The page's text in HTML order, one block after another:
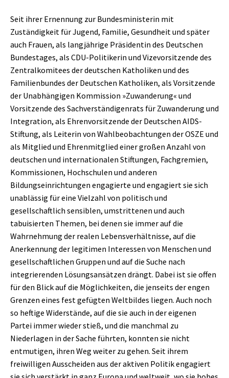
Seit ihrer Ernennung zur Bundesministerin mit
Zuständigkeit für Jugend, Familie, Gesundheit und später
auch Frauen, als langjährige Präsidentin des Deutschen
Bundestages, als CDU-Politikerin und Vizevorsitzende des
Zentralkomitees der deutschen Katholiken und des
Familienbundes der Deutschen Katholiken, als Vorsitzende
der Unabhängigen Kommission »Zuwanderung« und
Vorsitzende des Sachverständigenrats für Zuwanderung und
Integration, als Ehrenvorsitzende der Deutschen AIDS-
Stiftung, als Leiterin von Wahlbeobachtungen der OSZE und
als Mitglied und Ehrenmitglied einer großen Anzahl von
deutschen und internationalen Stiftungen, Fachgremien,
Kommissionen, Hochschulen und anderen
Bildungseinrichtungen engagierte und engagiert sie sich
unablässig für eine Vielzahl von politisch und
gesellschaftlich sensiblen, umstrittenen und auch
tabuisierten Themen, bei denen sie immer auf die
Wahrnehmung der realen Lebensverhältnisse, auf die
Anerkennung der legitimen Interessen von Menschen und
gesellschaftlichen Gruppen und auf die Suche nach
integrierenden Lösungsansätzen drängt. Dabei ist sie offen
für den Blick auf die Möglichkeiten, die jenseits der engen
Grenzen eines fest gefügten Weltbildes liegen. Auch noch
so heftige Widerstände, auf die sie auch in der eigenen
Partei immer wieder stieß, und die manchmal zu
Niederlagen in der Sache führten, konnten sie nicht
entmutigen, ihren Weg weiter zu gehen. Seit ihrem
freiwilligen Ausscheiden aus der aktiven Politik engagiert